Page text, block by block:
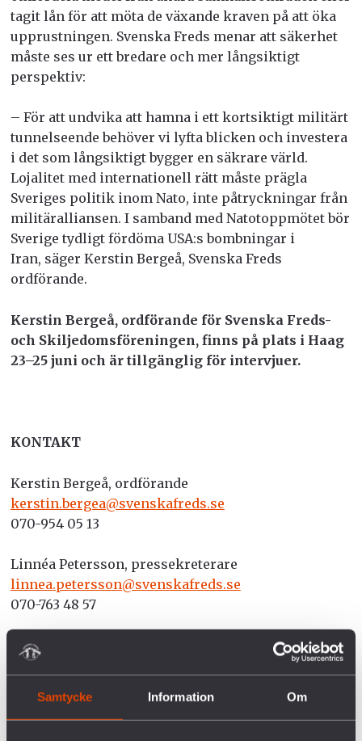
Samtycke Information Om
tagit lån för att möta de växande kraven på att öka
upprustningen. Svenska Freds menar att säkerhet
måste ses ur ett bredare och mer långsiktigt
perspektiv:
– För att undvika att hamna i ett kortsiktigt militärt
tunnelseende behöver vi lyfta blicken och investera
i det som långsiktigt bygger en säkrare värld.
Lojalitet med internationell rätt måste prägla
Sveriges politik inom Nato, inte påtryckningar från
militäralliansen. I samband med Natotoppmötet bör
Sverige tydligt fördöma USA:s bombningar i
Iran, säger Kerstin Bergeå, Svenska Freds
ordförande.
Kerstin Bergeå, ordförande för Svenska Freds-
och Skiljedomsföreningen, finns på plats i Haag
23–25 juni och är tillgänglig för intervjuer.
KONTAKT
Kerstin Bergeå, ordförande
kerstin.bergea@svenskafreds.se
070-954 05 13
Linnéa Petersson, pressekreterare
linnea.petersson@svenskafreds.se
070-763 48 57
Pressbild på Kerstin Bergeå finns här.